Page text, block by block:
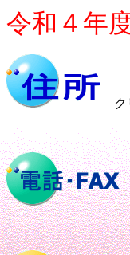
令和４年
ク